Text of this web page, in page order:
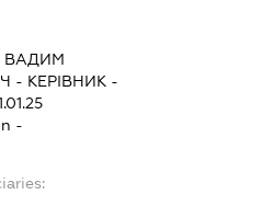
ВАДИМ
- КЕРІВНИК -
-